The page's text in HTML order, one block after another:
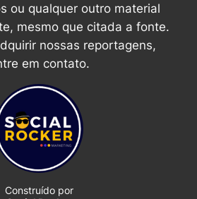
ou qualquer outro material
mesmo que citada a fonte.
nossas reportagens,
em contato.
Construído por